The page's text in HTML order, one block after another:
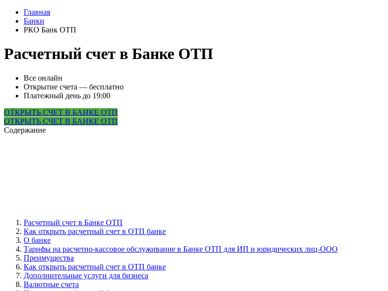
Главная
Банки
РКО Банк ОТП
Расчетный счет в Банке ОТП
Все онлайн
Открытие счета — бесплатно
Платежный день до 19:00
ОТКРЫТЬ СЧЕТ В БАНКЕ ОТП
ОТКРЫТЬ СЧЕТ В БАНКЕ ОТП
Содержание
Расчетный счет в Банке ОТП
Как открыть расчетный счет в ОТП банке
О банке
Тарифы на расчетно-кассовое обслуживание в Банке ОТП для ИП и юридических лиц-ООО
Преимущества
Как открыть расчетный счет в ОТП банке
Дополнительные услуги для бизнеса
Валютные счета